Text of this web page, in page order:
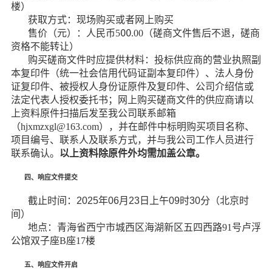
楼）
获取方式： 现场购买或者网上购买
售价（元）：
人民币500.00 （磋商文件售后不退， 磋商
资格不能转让）
购买磋商文件时应提供材料： 投标供应商的营业执照副
本复印件（统一社会信用代码证副本复印件）、法人身份
证复印件、被授权人身份证原件及复印件、公司介绍信或
法定代表人授权委托书 ；
网上购买磋商文件的供应商请以
上资料原件扫描后发至我公司联系邮箱
（hjxmzxgl@163.com），并在邮件中标明购买项目名称、
项目编号、联系人及联系方式，并与我公司工作人员进行
联系确认。 以上资料除原件外均需加盖公章。
四、响应文件提交
截止时间： 2025年06月 23 日上午09时30分（北京时
间）
地点：青海省西宁市城西区海湖新区五四西路91号卢浮
公馆双子座B座17楼
五、响应文件开启